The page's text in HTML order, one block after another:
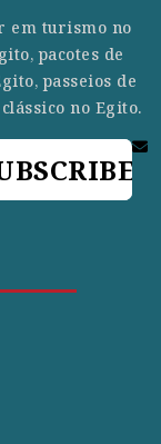
em turismo no
pacotes de
passeios de
no Egito.